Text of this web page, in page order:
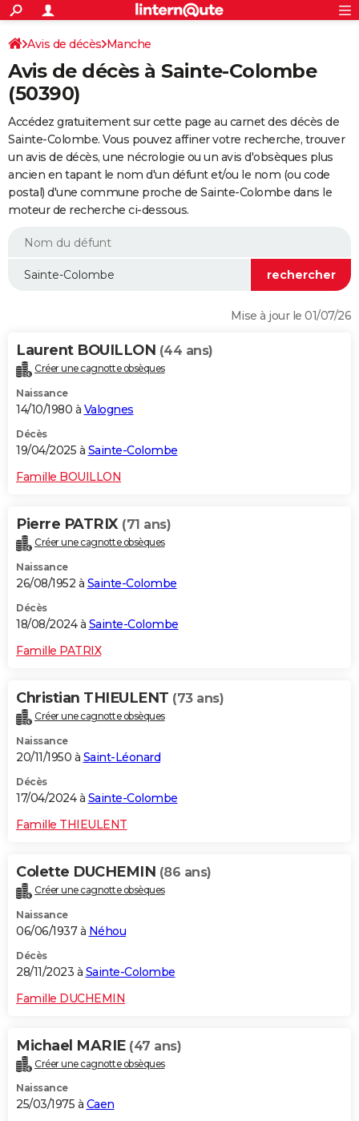
ACTUALITÉS
Politique
Société
Faits Divers
Education
Monde
Villes
+
SPORT
Coupe du monde 2026
Football
Tennis
Cyclisme
Rugby
Forum
FINANCE
Retraite
Impôts
Epargne
Immobilier
Risques naturels par ville
Banque
Assurance
Crédit
Essais
Réserver un essai
Citadines
Berlines
SUV
Forum auto
+
HIGH-TECH
Mobiles
Meilleur smartphone
Internet
Ordinateurs
Jeux vidéo
Guide high-tech
+BRICOLAGE
Forum
Aménagement intérieur
Extérieur
Cuisine
Salle de bains
Jardinage
Rangement
WEEK-END
Guides de France
Escapades
Patrimoine
Expositions
Musées
Week-end nature
LIFESTYLE
Alimentation
Guide de la santé
Maladies
Médicaments
Sommeil
VOYAGE
Destinations
City break
Voyage nature
Voyage de noces
Forum
Climat
+PHOTO
GUIDES D'ACHAT
BONS PLANS
CARTE DE VOEUX
Dictionnaire
Biographies
Citations
Expressions
Proverbes
PROGRAMME TV
COPAINS D'AVANT
S'inscrire
Se connecter
Lycées
Collèges
Primaires
Universités
Entreprises
Service militaire
Avis de recherche
AVIS DE DÉCÈS
Avis de décès Manche
Avis de décès à Sainte-Colombe
(50390)
Accédez gratuitement sur cette page au carnet des décès de
Sainte-Colombe. Vous pouvez affiner votre recherche, trouver
un avis de décès, une nécrologie ou un avis d'obsèques plus
ancien en tapant le nom d'un défunt et/ou le nom (ou code
postal) d'une commune proche de Sainte-Colombe dans le
moteur de recherche ci-dessous.
Mise à jour le 01/07/26
Laurent BOUILLON (44 ans)
Créer une cagnotte obsèques
Naissance
14/10/1980 à Valognes
Décès
19/04/2025 à Sainte-Colombe
Famille BOUILLON
Pierre PATRIX (71 ans)
Créer une cagnotte obsèques
Naissance
26/08/1952 à Sainte-Colombe
Décès
18/08/2024 à Sainte-Colombe
Famille PATRIX
Christian THIEULENT (73 ans)
Créer une cagnotte obsèques
Naissance
20/11/1950 à Saint-Léonard
Décès
17/04/2024 à Sainte-Colombe
Famille THIEULENT
Colette DUCHEMIN (86 ans)
Créer une cagnotte obsèques
Naissance
06/06/1937 à Néhou
Décès
28/11/2023 à Sainte-Colombe
Famille DUCHEMIN
Michael MARIE (47 ans)
Créer une cagnotte obsèques
Naissance
25/03/1975 à Caen